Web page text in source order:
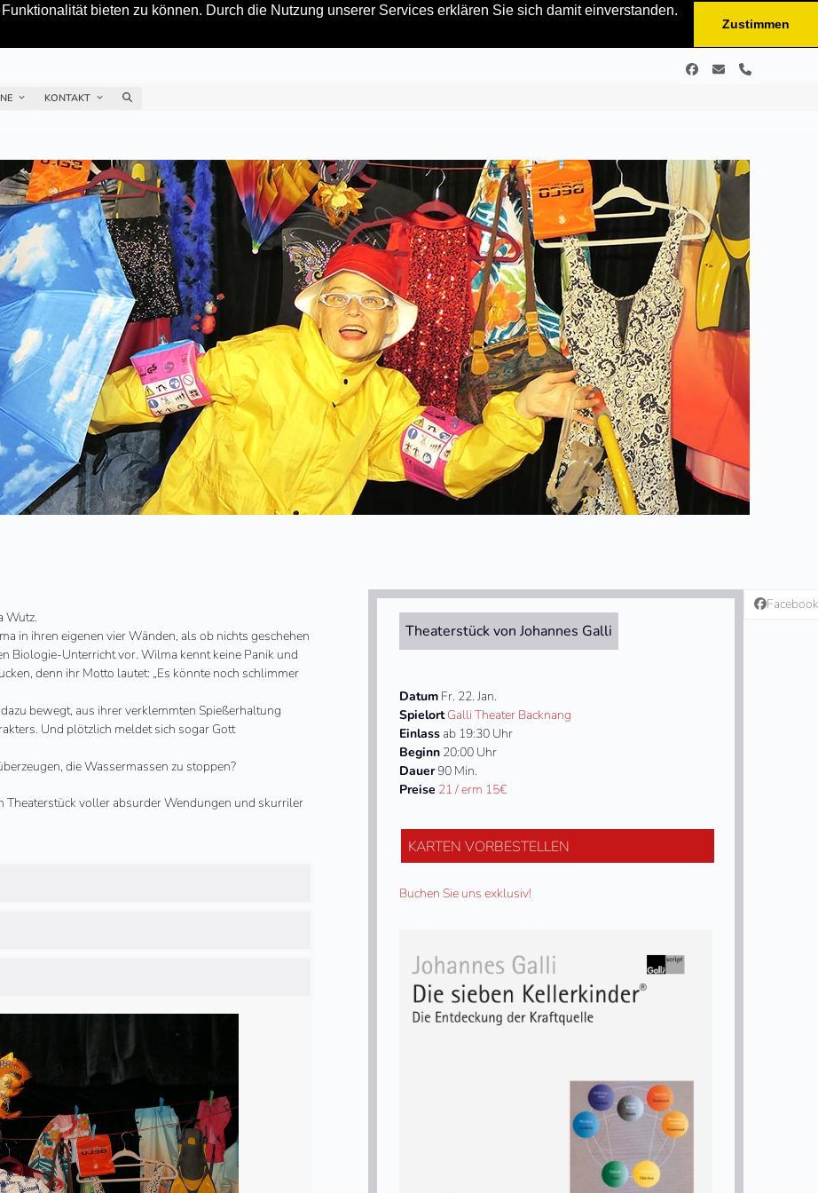
bieten zu können. Durch die Nutzung unserer Services erklären Sie sich damit einverstanden.
Zustimmen
Facebook
E- Telefon
KONTAKT
Wutz.
in ihren eigenen vier Wänden, als ob nichts geschehen
Biologie-Unterricht vor. Wilma kennt keine Panik und
denn ihr Motto lautet: „Es könnte noch schlimmer
bewegt, aus ihrer verklemmten Spießerhaltung
Und plötzlich meldet sich sogar Gott
die Wassermassen zu stoppen?
Theaterstück voller absurder Wendungen und skurriler
Theaterstück von Johannes Galli
Datum Fr. 22. Jan.
Spielort Galli Theater Backnang
Einlass ab 19:30 Uhr
Beginn 20:00 Uhr
Dauer90 Min.
Preise 21 / erm 15€
KARTEN VORBESTELLEN
Buchen Sie uns exklusiv!